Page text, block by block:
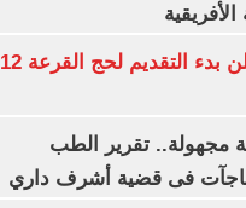
وزارة الداخلية تعلن بدء التقديم لحج القرعة 12
مجهولة.. تقرير الطب
فى قضية أشرف داري